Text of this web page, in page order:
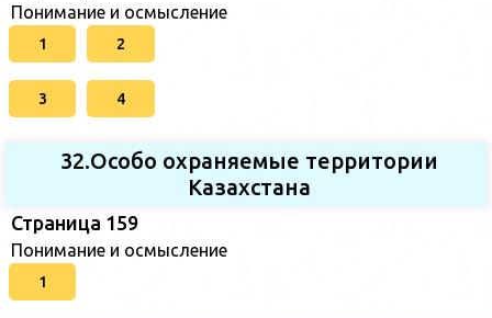
Понимание и осмысление
1 2
3 4
32.Особо охраняемые территории
Казахстана
Страница 159
Понимание и осмысление
1